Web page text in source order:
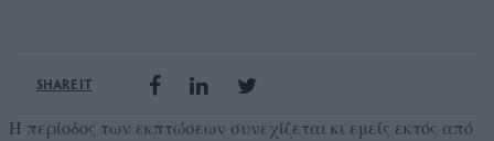
SHARE IT
Η περίοδος των εκπτώσεων συνεχίζεται κι εμείς εκτός από